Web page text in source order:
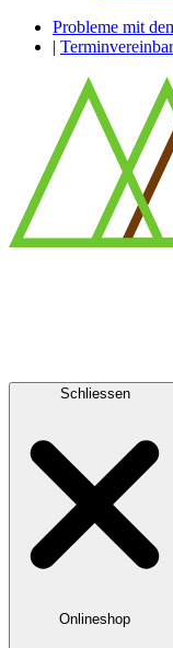
Probleme mit
|
Schliessen
Onlineshop